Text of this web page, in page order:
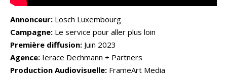
Annonceur: Losch Luxembourg
Campagne: Le service pour aller plus loin
Première diffusion: Juin 2023
Agence: Ierace Dechmann + Partners
Production Audiovisuelle: FrameArt Media